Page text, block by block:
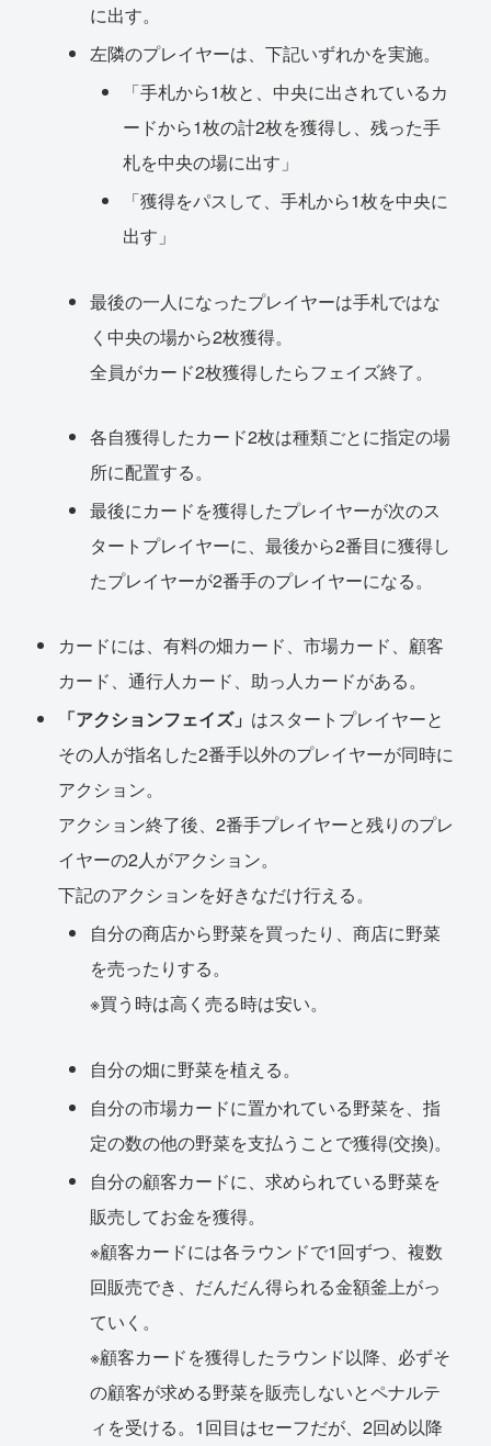
に出す。
左隣のプレイヤーは、下記いずれかを実施。
「手札から1枚と、中央に出されているカ
ードから1枚の計2枚を獲得し、残った手
札を中央の場に出す」
「獲得をパスして、手札から1枚を中央に
出す」
最後の一人になったプレイヤーは手札ではな
く中央の場から2枚獲得。
全員がカード2枚獲得したらフェイズ終了。
各自獲得したカード2枚は種類ごとに指定の場
所に配置する。
最後にカードを獲得したプレイヤーが次のス
タートプレイヤーに、最後から2番目に獲得し
たプレイヤーが2番手のプレイヤーになる。
カードには、有料の畑カード、市場カード、顧客
カード、通行人カード、助っ人カードがある。
「アクションフェイズ」 はスタートプレイヤーと
その人が指名した2番手以外のプレイヤーが同時に
アクション。
アクション終了後、2番手プレイヤーと残りのプレ
イヤーの2人がアクション。
下記のアクションを好きなだけ行える。
自分の商店から野菜を買ったり、商店に野菜
を売ったりする。
※買う時は高く売る時は安い。
自分の畑に野菜を植える。
自分の市場カードに置かれている野菜を、指
定の数の他の野菜を支払うことで獲得(交換)。
自分の顧客カードに、求められている野菜を
販売してお金を獲得。
※顧客カードには各ラウンドで1回ずつ、複数
回販売でき、だんだん得られる金額釜上がっ
ていく。
※顧客カードを獲得したラウンド以降、必ずそ
の顧客が求める野菜を販売しないとペナルテ
ィを受ける。1回目はセーフだが、2回め以降